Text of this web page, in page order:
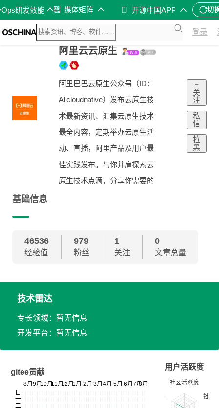
研发效能 媒体矩阵 开源中国APP 切
登录
阿里云云原生
阿里巴巴云原生公众号（ID：
Alicloudnative）发布云原生技
术最新资讯、汇集云原生技术
最全内容，定期举办云原生活
动、直播，阿里产品及用户最
佳实践发布。与你并肩探索云
原生技术点滴，分享你需要的
+
关
注
私
信
拉
黑
基础信息
46536
经验值
979
粉丝
1
关注
0
文章总量
技术雷达
专长领域：暂无信息
开发平台：暂无信息
gitee贡献
用户活跃度